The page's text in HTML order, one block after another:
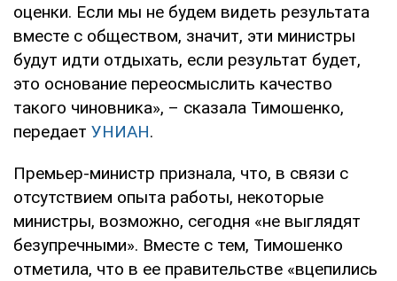
оценки. Если мы не будем видеть результата
вместе с обществом, значит, эти министры
будут идти отдыхать, если результат будет,
это основание переосмыслить качество
такого чиновника», – сказала Тимошенко,
передает УНИАН.
Премьер-министр признала, что, в связи с
отсутствием опыта работы, некоторые
министры, возможно, сегодня «не выглядят
безупречными». Вместе с тем, Тимошенко
отметила, что в ее правительстве «вцепились